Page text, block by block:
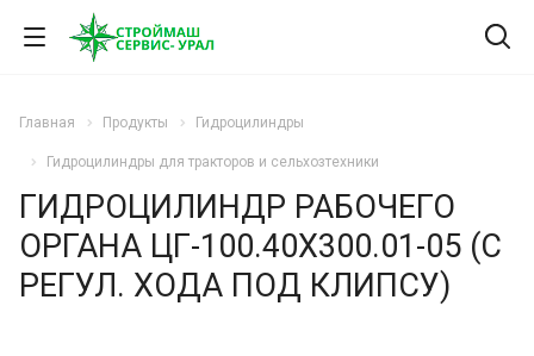
Главная Продукты Гидроцилиндры
Гидроцилиндры для тракторов и сельхозтехники
ГИДРОЦИЛИНДР РАБОЧЕГО
ОРГАНА ЦГ-100.40Х300.01-05 (С
РЕГУЛ. ХОДА ПОД КЛИПСУ)